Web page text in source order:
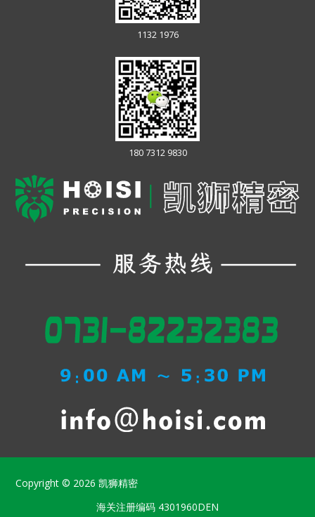
1132 1976
180 7312 9830
Copyright © 2026凯狮精密
海关注册编码 4301960DEN